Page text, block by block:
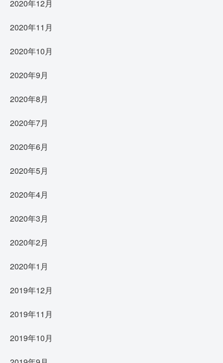
2020年12月
2020年11月
2020年10月
2020年9月
2020年8月
2020年7月
2020年6月
2020年5月
2020年4月
2020年3月
2020年2月
2020年1月
2019年12月
2019年11月
2019年10月